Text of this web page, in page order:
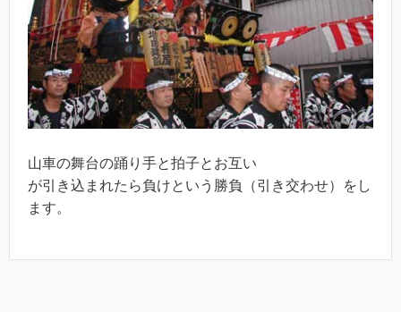
山車の舞台の踊り手と拍子とお互い
が引き込まれたら負けという勝負（引き交わせ）をし
ます。